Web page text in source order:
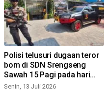
Polisi telusuri dugaan teror
bom di SDN Srengseng
Sawah 15 Pagi pada hari
pertama MPLS
Senin, 13 Juli 2026